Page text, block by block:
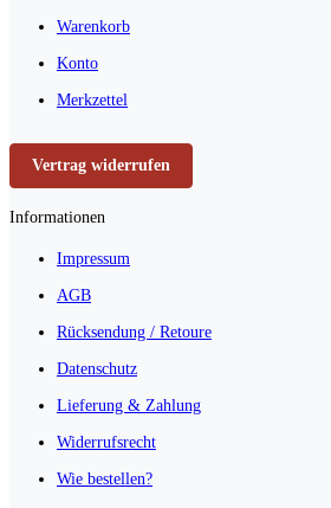
Warenkorb
Konto
Merkzettel
Vertrag widerrufen
Informationen
Impressum
AGB
Rücksendung / Retoure
Datenschutz
Lieferung & Zahlung
Widerrufsrecht
Wie bestellen?